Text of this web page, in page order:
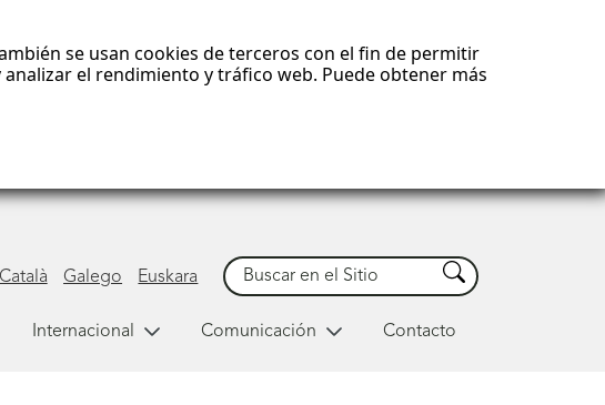
se usan cookies de terceros con el fin de permitir
el rendimiento y tráfico web. Puede obtener más
Català Galego Euskara
Buscar Buscar
Internacional Comunicación Contacto